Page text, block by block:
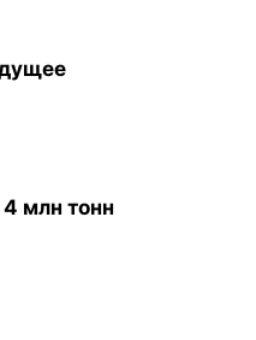
млн тонн